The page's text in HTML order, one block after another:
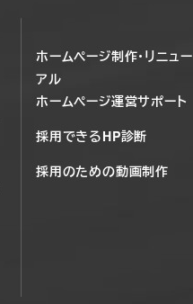
ホームページ制作・リニュー
アル
ホームページ運営サポート
採用できるHP診断
採用のための動画制作